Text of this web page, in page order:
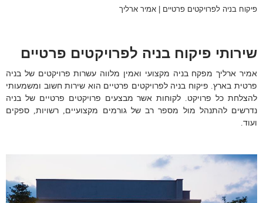
פיקוח בניה לפרויקטים פרטיים | אמיר ארליך
שירותי פיקוח בניה לפרויקטים פרטיים
אמיר ארליך מפקח בניה מקצועי ואמין מלווה עשרות פרויקטים של בניה
פרטית בארץ. פיקוח בניה לפרויקטים פרטיים הוא שירות חשוב ומשמעותי
להצלחת כל פרויקט
לקוחות אשר מבצעים פרויקטים פרטיים של בניה
נדרשים להתנהל מול מספר רב של גורמים מקצועיים
רשויות, ספקים
ועוד